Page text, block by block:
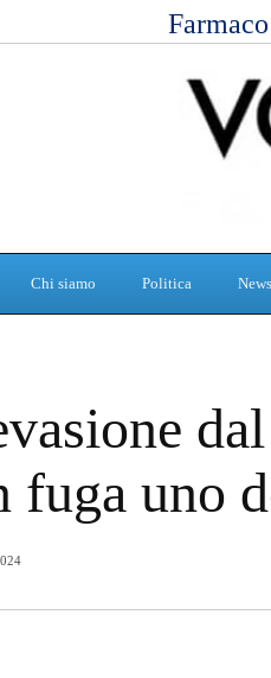
Chi siamo Politica News
fuga uno